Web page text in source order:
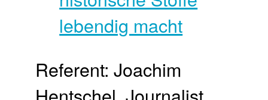
Referent: Joachim